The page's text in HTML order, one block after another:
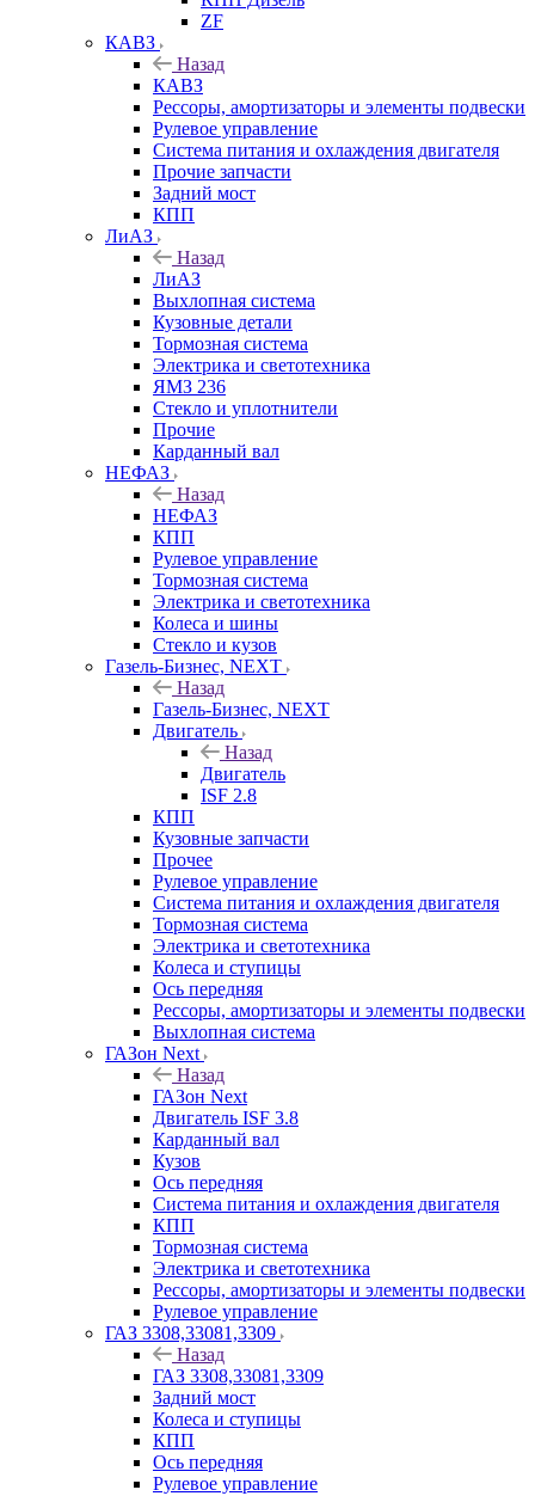
ZF
КАВЗ
Назад
КАВЗ
Рессоры, амортизаторы и элементы подвески
Рулевое управление
Система питания и охлаждения двигателя
Прочие запчасти
Задний мост
КПП
ЛиАЗ
Назад
ЛиАЗ
Выхлопная система
Кузовные детали
Тормозная система
Электрика и светотехника
ЯМЗ 236
Стекло и уплотнители
Прочие
Карданный вал
НЕФАЗ
Назад
НЕФАЗ
КПП
Рулевое управление
Тормозная система
Электрика и светотехника
Колеса и шины
Стекло и кузов
Газель-Бизнес, NEXT
Назад
Газель-Бизнес, NEXT
Двигатель
Назад
Двигатель
ISF 2.8
КПП
Кузовные запчасти
Прочее
Рулевое управление
Система питания и охлаждения двигателя
Тормозная система
Электрика и светотехника
Колеса и ступицы
Ось передняя
Рессоры, амортизаторы и элементы подвески
Выхлопная система
ГАЗон Next
Назад
ГАЗон Next
Двигатель ISF 3.8
Карданный вал
Кузов
Ось передняя
Система питания и охлаждения двигателя
КПП
Тормозная система
Электрика и светотехника
Рессоры, амортизаторы и элементы подвески
Рулевое управление
ГАЗ 3308,33081,3309
Назад
ГАЗ 3308,33081,3309
Задний мост
Колеса и ступицы
КПП
Ось передняя
Рулевое управление